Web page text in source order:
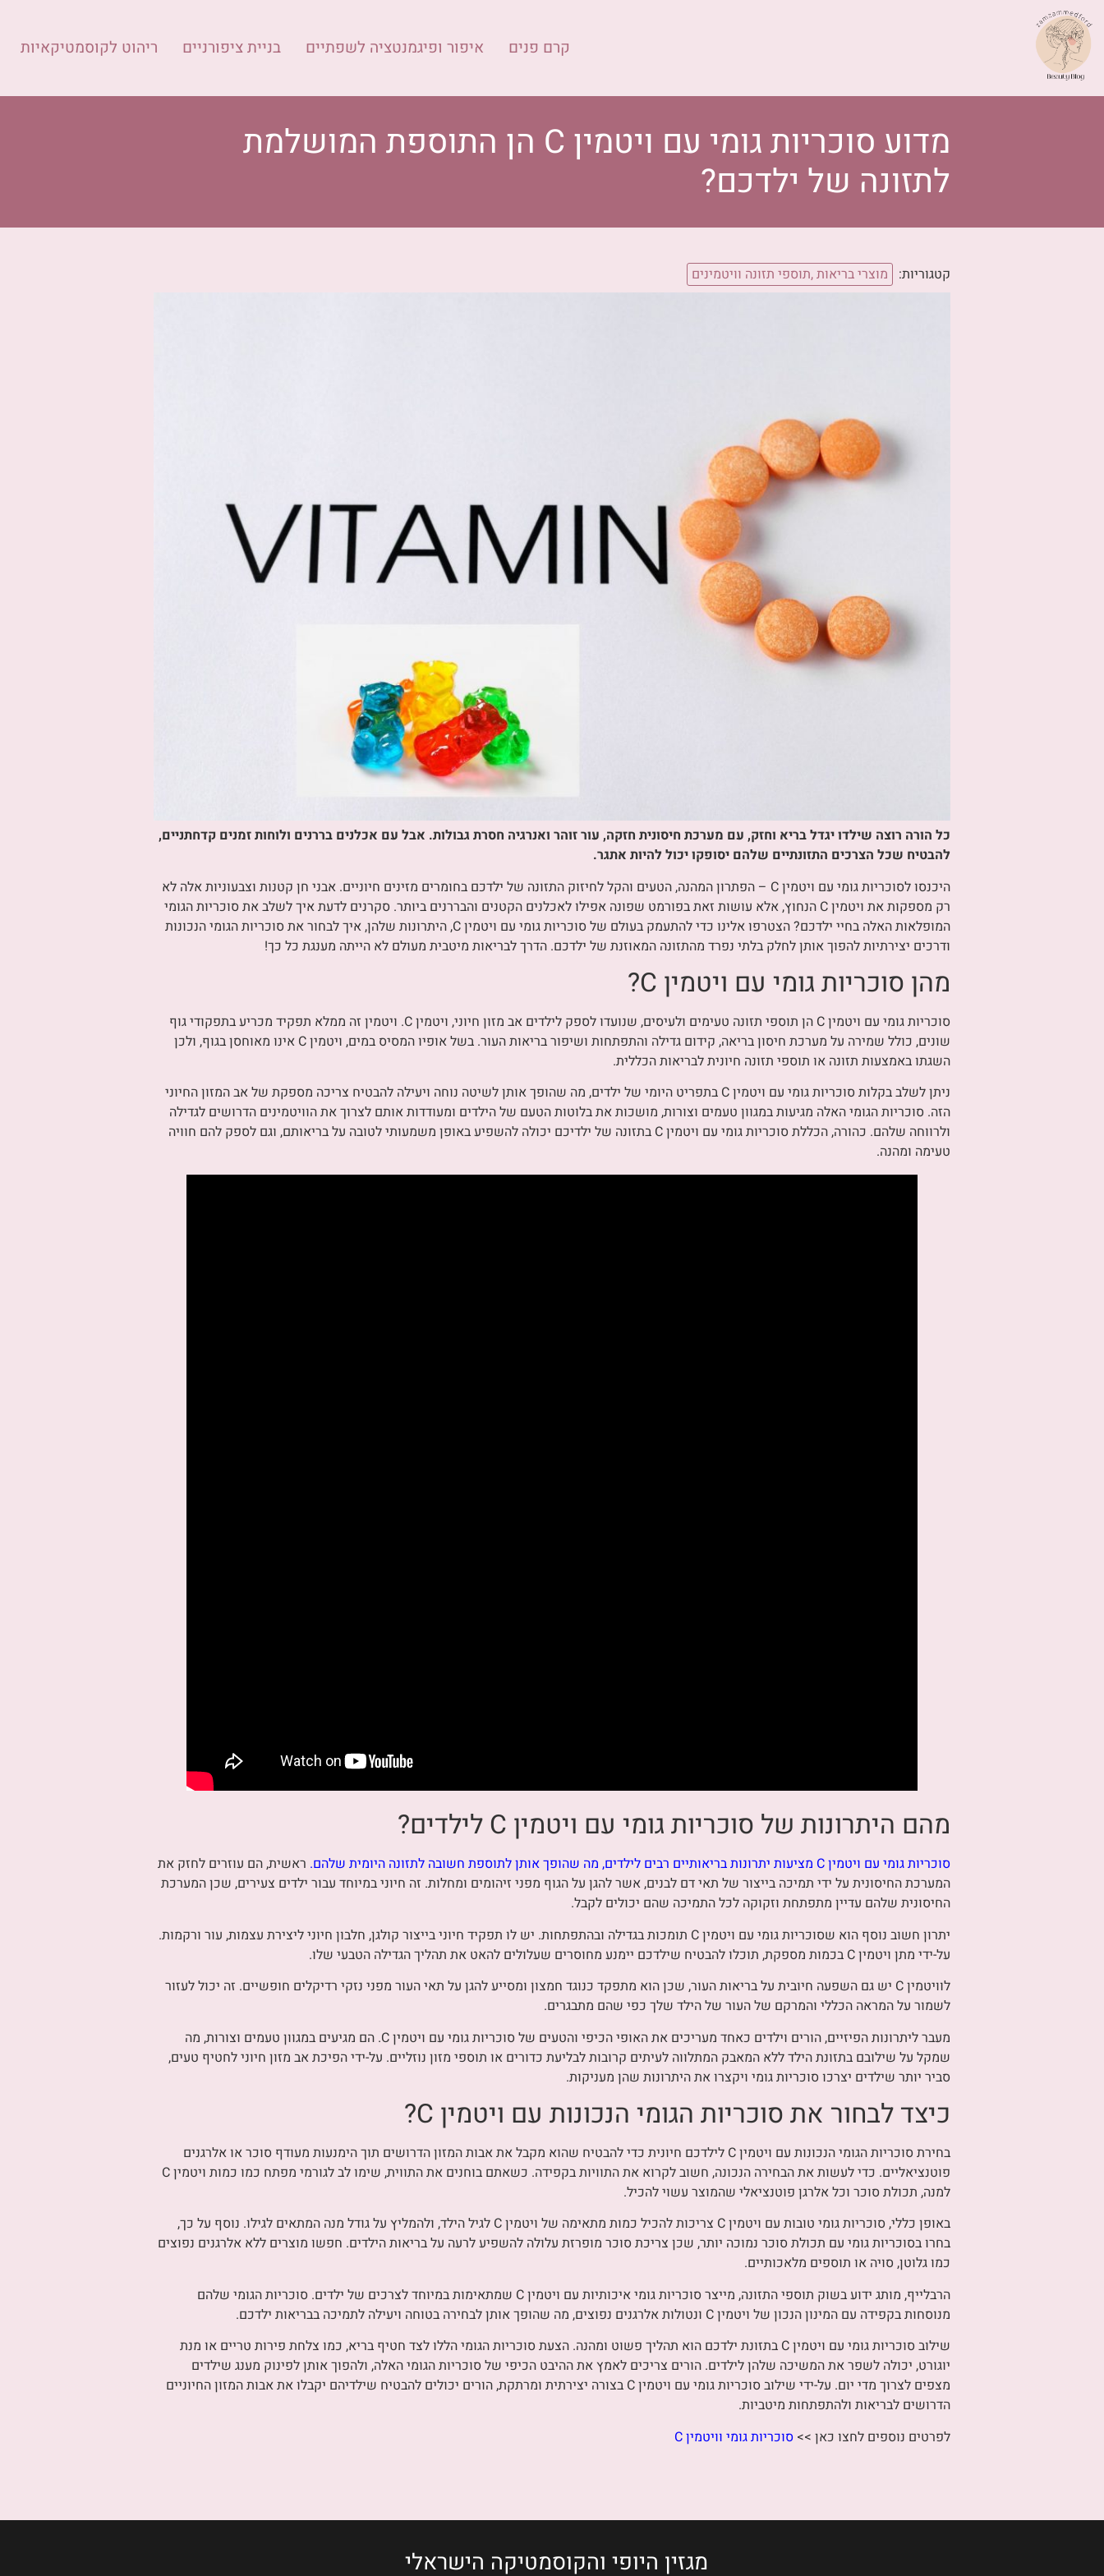
קרם פנים איפור ופיגמנטציה לשפתיים בניית ציפורניים ריהוט לקוסמטיקאיות
מדוע סוכריות גומי עם ויטמין C הן התוספת המושלמת
לתזונה של ילדכם?
קטגוריות: מוצרי בריאות ,תוספי תזונה וויטמינים
כל הורה רוצה שילדו יגדל בריא וחזק, עם מערכת חיסונית חזקה, עור זוהר ואנרגיה חסרת גבולות. אבל עם אכלנים בררנים ולוחות זמנים קדחתניים,
להבטיח שכל הצרכים התזונתיים שלהם יסופקו יכול להיות אתגר.
היכנסו לסוכריות גומי עם ויטמין C – הפתרון המהנה, הטעים והקל לחיזוק התזונה של ילדכם בחומרים מזינים חיוניים. אבני חן קטנות וצבעוניות אלה לא
רק מספקות את ויטמין C הנחוץ, אלא עושות זאת בפורמט שפונה אפילו לאכלנים הקטנים והבררנים ביותר. סקרנים לדעת איך לשלב את סוכריות הגומי
המופלאות האלה בחיי ילדכם? הצטרפו אלינו כדי להתעמק בעולם של סוכריות גומי עם ויטמין C, היתרונות שלהן, איך לבחור את סוכריות הגומי הנכונות
ודרכים יצירתיות להפוך אותן לחלק בלתי נפרד מהתזונה המאוזנת של ילדכם. הדרך לבריאות מיטבית מעולם לא הייתה מענגת כל כך!
מהן סוכריות גומי עם ויטמין C?
סוכריות גומי עם ויטמין C הן תוספי תזונה טעימים ולעיסים, שנועדו לספק לילדים אב מזון חיוני, ויטמין C. ויטמין זה ממלא תפקיד מכריע בתפקודי גוף
שונים, כולל שמירה על מערכת חיסון בריאה, קידום גדילה והתפתחות ושיפור בריאות העור. בשל אופיו המסיס במים, ויטמין C אינו מאוחסן בגוף, ולכן
השגתו באמצעות תזונה או תוספי תזונה חיונית לבריאות הכללית.
ניתן לשלב בקלות סוכריות גומי עם ויטמין C בתפריט היומי של ילדים, מה שהופך אותן לשיטה נוחה ויעילה להבטיח צריכה מספקת של אב המזון החיוני
הזה. סוכריות הגומי האלה מגיעות במגוון טעמים וצורות, מושכות את בלוטות הטעם של הילדים ומעודדות אותם לצרוך את הוויטמינים הדרושים לגדילה
ולרווחה שלהם. כהורה, הכללת סוכריות גומי עם ויטמין C בתזונה של ילדיכם יכולה להשפיע באופן משמעותי לטובה על בריאותם, וגם לספק להם חוויה
טעימה ומהנה.
מהם היתרונות של סוכריות גומי עם ויטמין C לילדים?
סוכריות גומי עם ויטמין C מציעות יתרונות בריאותיים רבים לילדים, מה שהופך אותן לתוספת חשובה לתזונה היומית שלהם.
ראשית, הם עוזרים לחזק את
המערכת החיסונית על ידי תמיכה בייצור של תאי דם לבנים, אשר להגן על הגוף מפני זיהומים ומחלות. זה חיוני במיוחד עבור ילדים צעירים, שכן המערכת
החיסונית שלהם עדיין מתפתחת וזקוקה לכל התמיכה שהם יכולים לקבל.
יתרון חשוב נוסף הוא שסוכריות גומי עם ויטמין C תומכות בגדילה ובהתפתחות. יש לו תפקיד חיוני בייצור קולגן, חלבון חיוני ליצירת עצמות, עור ורקמות.
על-ידי מתן ויטמין C בכמות מספקת, תוכלו להבטיח שילדכם יימנע מחוסרים שעלולים להאט את תהליך הגדילה הטבעי שלו.
לוויטמין C יש גם השפעה חיובית על בריאות העור, שכן הוא מתפקד כנוגד חמצון ומסייע להגן על תאי העור מפני נזקי רדיקלים חופשיים. זה יכול לעזור
לשמור על המראה הכללי והמרקם של העור של הילד שלך כפי שהם מתבגרים.
מעבר ליתרונות הפיזיים, הורים וילדים כאחד מעריכים את האופי הכיפי והטעים של סוכריות גומי עם ויטמין C. הם מגיעים במגוון טעמים וצורות, מה
שמקל על שילובם בתזונת הילד ללא המאבק המתלווה לעיתים קרובות לבליעת כדורים או תוספי מזון נוזליים. על-ידי הפיכת אב מזון חיוני לחטיף טעים,
סביר יותר שילדים יצרכו סוכריות גומי ויקצרו את היתרונות שהן מעניקות.
כיצד לבחור את סוכריות הגומי הנכונות עם ויטמין C?
בחירת סוכריות הגומי הנכונות עם ויטמין C לילדכם חיונית כדי להבטיח שהוא מקבל את אבות המזון הדרושים תוך הימנעות מעודף סוכר או אלרגנים
פוטנציאליים. כדי לעשות את הבחירה הנכונה, חשוב לקרוא את התוויות בקפידה. כשאתם בוחנים את התווית, שימו לב לגורמי מפתח כמו כמות ויטמין C
למנה, תכולת סוכר וכל אלרגן פוטנציאלי שהמוצר עשוי להכיל.
באופן כללי, סוכריות גומי טובות עם ויטמין C צריכות להכיל כמות מתאימה של ויטמין C לגיל הילד, ולהמליץ על גודל מנה המתאים לגילו. נוסף על כך,
בחרו בסוכריות גומי עם תכולת סוכר נמוכה יותר, שכן צריכת סוכר מופרזת עלולה להשפיע לרעה על בריאות הילדים. חפשו מוצרים ללא אלרגנים נפוצים
כמו גלוטן, סויה או תוספים מלאכותיים.
הרבלייף, מותג ידוע בשוק תוספי התזונה, מייצר סוכריות גומי איכותיות עם ויטמין C שמתאימות במיוחד לצרכים של ילדים. סוכריות הגומי שלהם
מנוסחות בקפידה עם המינון הנכון של ויטמין C ונטולות אלרגנים נפוצים, מה שהופך אותן לבחירה בטוחה ויעילה לתמיכה בבריאות ילדכם.
שילוב סוכריות גומי עם ויטמין C בתזונת ילדכם הוא תהליך פשוט ומהנה. הצעת סוכריות הגומי הללו לצד חטיף בריא, כמו צלחת פירות טריים או מנת
יוגורט, יכולה לשפר את המשיכה שלהן לילדים. הורים צריכים לאמץ את ההיבט הכיפי של סוכריות הגומי האלה, ולהפוך אותן לפינוק מענג שילדים
מצפים לצרוך מדי יום. על-ידי שילוב סוכריות גומי עם ויטמין C בצורה יצירתית ומרתקת, הורים יכולים להבטיח שילדיהם יקבלו את אבות המזון החיוניים
הדרושים לבריאות ולהתפתחות מיטביות.
לפרטים נוספים לחצו כאן >> סוכריות גומי וויטמין C
מגזין היופי והקוסמטיקה הישראלי